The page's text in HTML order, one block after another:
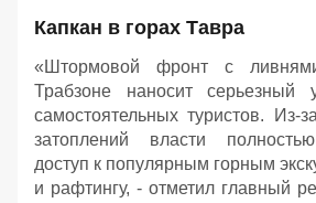
Капкан в горах Тавра
«Штормовой фронт с
Трабзоне наносит серьезный
самостоятельных туристов. Из-
затоплений власти
доступ к популярным горным
и рафтингу, - отметил главный